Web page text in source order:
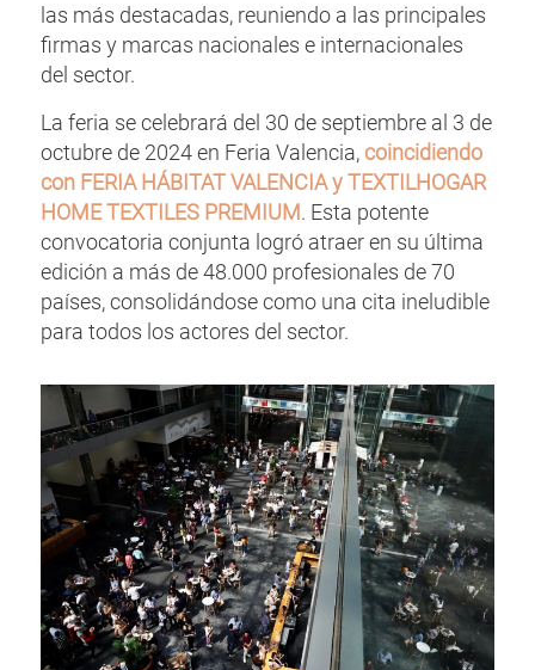
las más destacadas, reuniendo a las principales
firmas y marcas nacionales e internacionales
del sector.
La feria se celebrará del 30 de septiembre al 3 de
octubre de 2024 en Feria Valencia, coincidiendo
con FERIA HÁBITAT VALENCIA y TEXTILHOGAR
HOME TEXTILES PREMIUM. Esta potente
convocatoria conjunta logró atraer en su última
edición a más de 48.000 profesionales de 70
países, consolidándose como una cita ineludible
para todos los actores del sector.